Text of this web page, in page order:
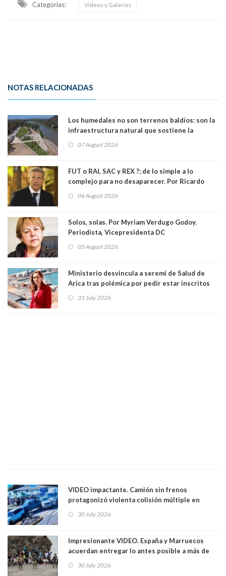
Categorias: Videos y Galerías
NOTAS RELACIONADAS
Los humedales no son terrenos baldíos: son la
infraestructura natural que sostiene la
07 August 2026
FUT o RAI, SAC y REX ?; de lo simple a lo
complejo para no desaparecer. Por Ricardo
06 August 2026
Solos, solas. Por Myriam Verdugo Godoy.
Periodista, Vicepresidenta DC
05 August 2026
Ministerio desvincula a seremi de Salud de
Arica tras polémica por pedir estar inscritos
Ya son 29 seremis despedidos desde el 11 de
31 July 2026
VIDEO impactante. Camión sin frenos
protagonizó violenta colisión múltiple en
30 July 2026
Impresionante VIDEO. España y Marruecos
acuerdan entregar lo antes posible a más de
avalancha y de manera irregular a territorio
30 July 2026